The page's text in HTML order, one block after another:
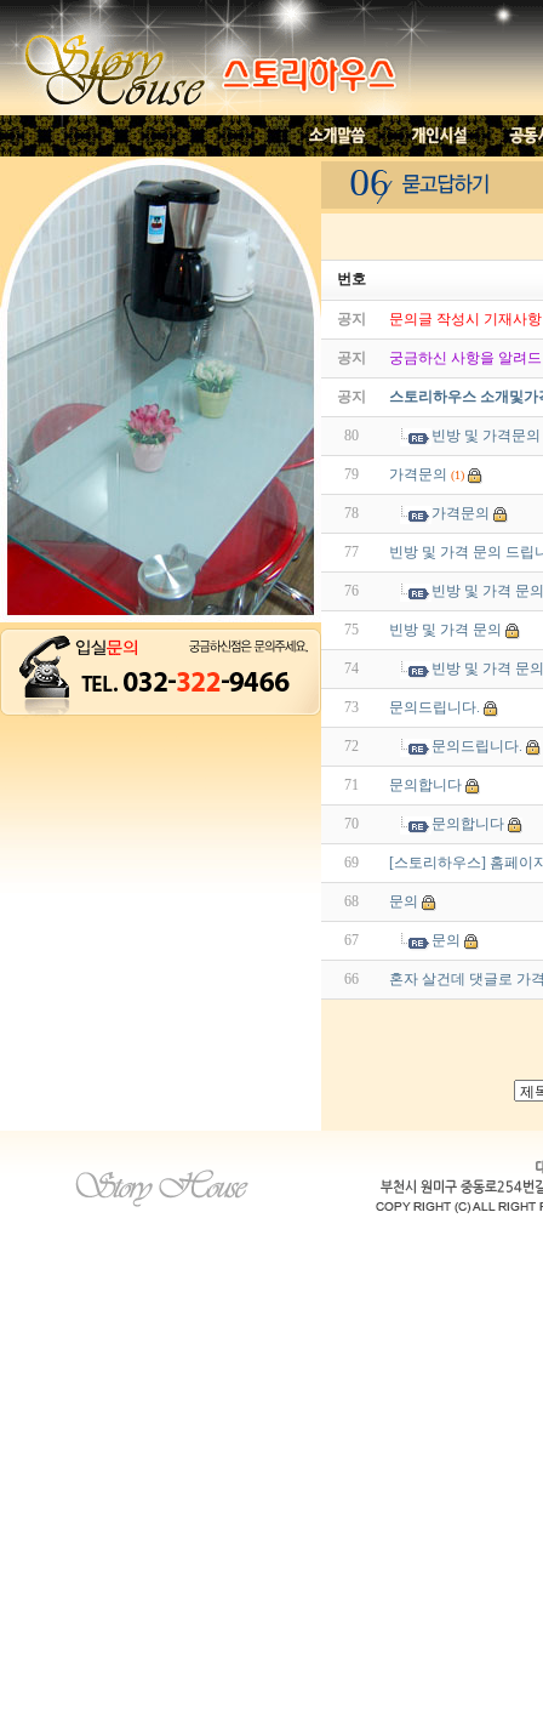
번호
공지 문의글 작성시 기재사
공지 궁금하신 사항을 알려
공지 스토리하우스 소개및가
80 빈방 및 가격문의
79 가격문의 (1)
78 가격문의
77 빈방 및 가격 문의 드립
76 빈방 및 가격 문
75 빈방 및 가격 문의
74 빈방 및 가격 문의
73 문의드립니다.
72 문의드립니다.
71 문의합니다
70 문의합니다
69 [스토리하우스] 홈페이
68 문의
67 문의
66 혼자 살건데 댓글로 가